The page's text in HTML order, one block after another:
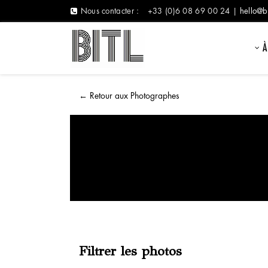
Nous contacter : +33 (0)6 08 69 00 24 |
← Retour aux Photographes
Filtrer les photos